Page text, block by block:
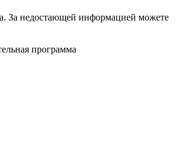
За недостающей информацией можете
программа